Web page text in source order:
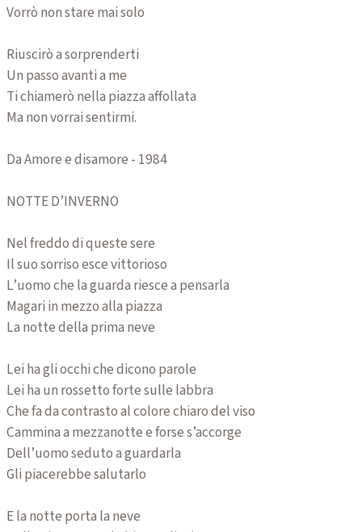
Vorrò non stare mai solo
Riuscirò a sorprenderti
Un passo avanti a me
Ti chiamerò nella piazza affollata
Ma non vorrai sentirmi.
Da Amore e disamore - 1984
NOTTE D’INVERNO
Nel freddo di queste sere
Il suo sorriso esce vittorioso
L’uomo che la guarda riesce a pensarla
Magari in mezzo alla piazza
La notte della prima neve
Lei ha gli occhi che dicono parole
Lei ha un rossetto forte sulle labbra
Che fa da contrasto al colore chiaro del viso
Cammina a mezzanotte e forse s’accorge
Dell’uomo seduto a guardarla
Gli piacerebbe salutarlo
E la notte porta la neve